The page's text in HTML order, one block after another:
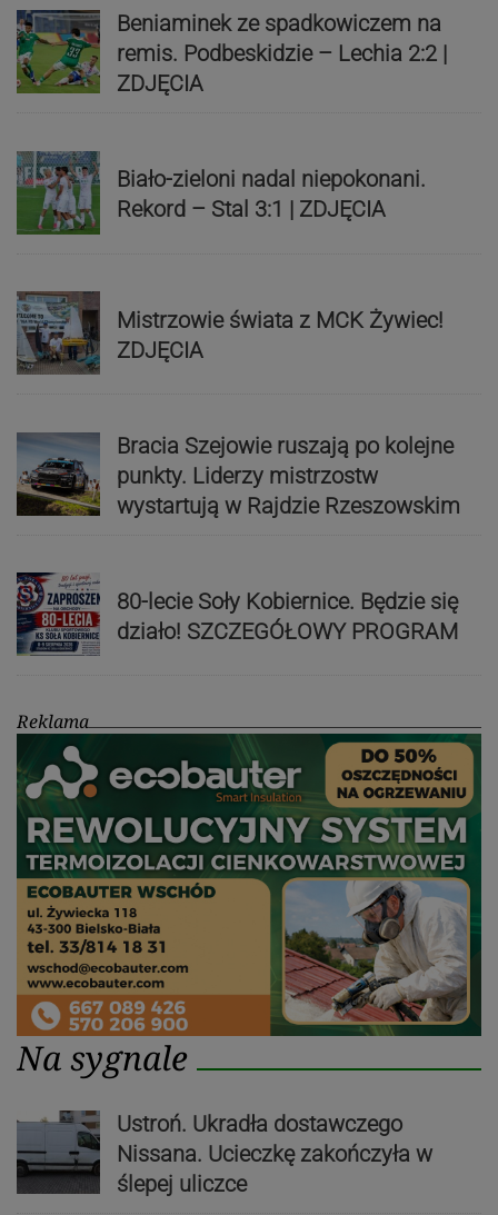
Beniaminek ze spadkowiczem na
remis. Podbeskidzie – Lechia 2:2 |
ZDJĘCIA
Biało-zieloni nadal niepokonani.
Rekord – Stal 3:1 | ZDJĘCIA
Mistrzowie świata z MCK Żywiec!
ZDJĘCIA
Bracia Szejowie ruszają po kolejne
punkty. Liderzy mistrzostw
wystartują w Rajdzie Rzeszowskim
80-lecie Soły Kobiernice. Będzie się
działo! SZCZEGÓŁOWY PROGRAM
Reklama
Na sygnale
Ustroń. Ukradła dostawczego
Nissana. Ucieczkę zakończyła w
ślepej uliczce